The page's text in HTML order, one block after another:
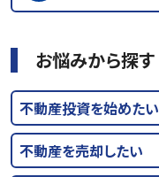
お悩みから探す
不動産投資を始めたい
不動産を売却したい